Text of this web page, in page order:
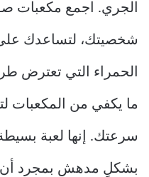
الجري. اجمع مكعبات
شخصيتك، لتساعدك على
الحمراء التي تعترض
ما يكفي من المكعبات
سرعتك. إنها لعبة
بشكلٍ مدهش بمجرد أن